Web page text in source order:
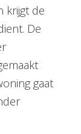
krijgt de
De
gaat